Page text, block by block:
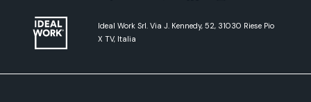
Ideal Work Srl. Via J. Kennedy, 52, 31030 Riese Pio
X TV, Italia